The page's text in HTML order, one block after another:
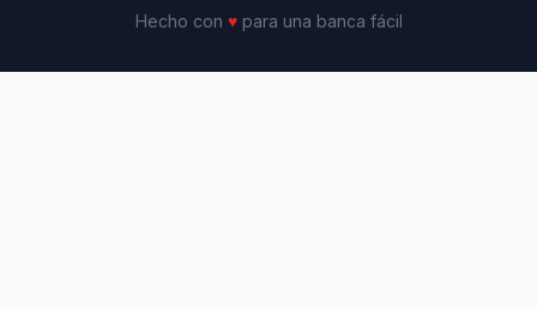
Hecho con ♥para una banca fácil